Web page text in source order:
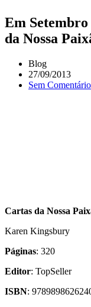
Em
da Nossa
Blog
27/09/2013
Sem
Cartas da Nossa
Karen Kingsbury
Páginas: 320
Editor: TopSeller
ISBN: